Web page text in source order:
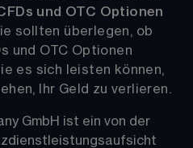
und OTC Optionen
sollten überlegen, ob
und OTC Optionen
es sich leisten können,
Ihr Geld zu verlieren.
GmbH ist ein von der